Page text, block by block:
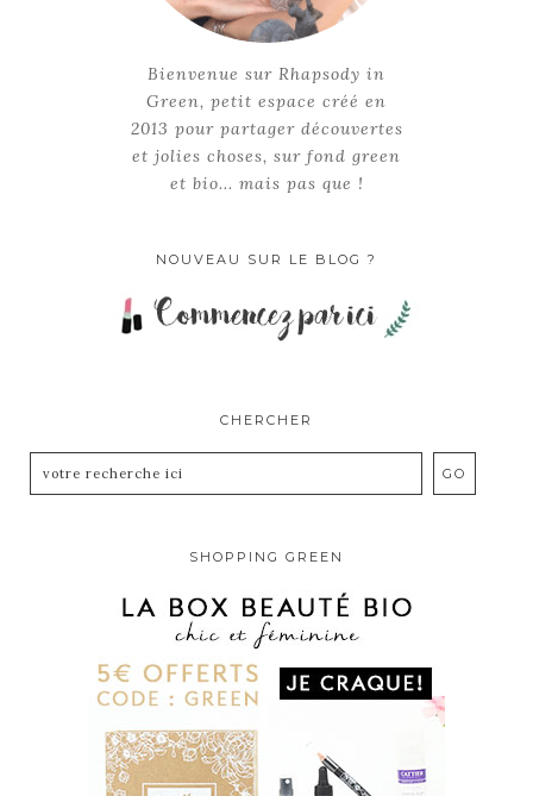
Bienvenue sur Rhapsody in
Green, petit espace créé en
2013 pour partager découvertes
et jolies choses, sur fond green
et bio... mais pas que !
NOUVEAU SUR LE BLOG ?
CHERCHER
SHOPPING GREEN